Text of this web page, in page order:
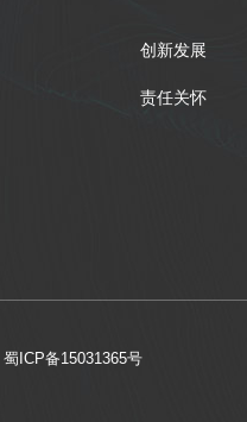
创新发展
责任关怀
蜀ICP备15031365号